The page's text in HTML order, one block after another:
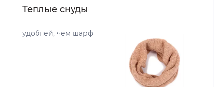
Теплые снуды
удобней, чем шарф